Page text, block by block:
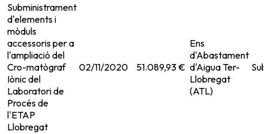
Subministrament
d'elements i
mòduls
accessoris per a
l'ampliació del
Cro-matògraf
Iònic del
Laboratori de
Procés de
l'ETAP
Llobregat
02/11/2020 51.089,93 €
Ens
d'Abastament
d'Aigua Ter-
Llobregat
(ATL)